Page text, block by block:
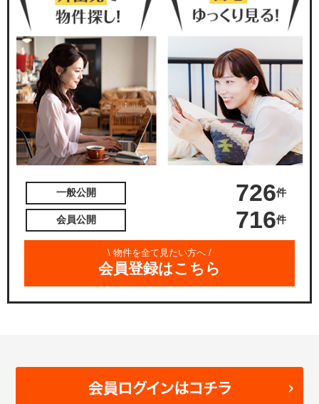
一般公開 726件
会員公開 716件
\ 物件を全て見たい方へ /
会員登録はこちら